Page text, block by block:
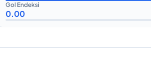
Gol Endeksi
0.00